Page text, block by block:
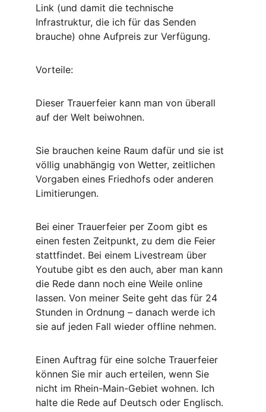
Link (und damit die technische
Infrastruktur, die ich für das Senden
brauche) ohne Aufpreis zur Verfügung.
Vorteile:
Dieser Trauerfeier kann man von überall
auf der Welt beiwohnen.
Sie brauchen keine Raum dafür und sie ist
völlig unabhängig von Wetter, zeitlichen
Vorgaben eines Friedhofs oder anderen
Limitierungen.
Bei einer Trauerfeier per Zoom gibt es
einen festen Zeitpunkt, zu dem die Feier
stattfindet. Bei einem Livestream über
Youtube gibt es den auch, aber man kann
die Rede dann noch eine Weile online
lassen. Von meiner Seite geht das für 24
Stunden in Ordnung – danach werde ich
sie auf jeden Fall wieder offline nehmen.
Einen Auftrag für eine solche Trauerfeier
können Sie mir auch erteilen, wenn Sie
nicht im Rhein-Main-Gebiet wohnen. Ich
halte die Rede auf Deutsch oder Englisch.